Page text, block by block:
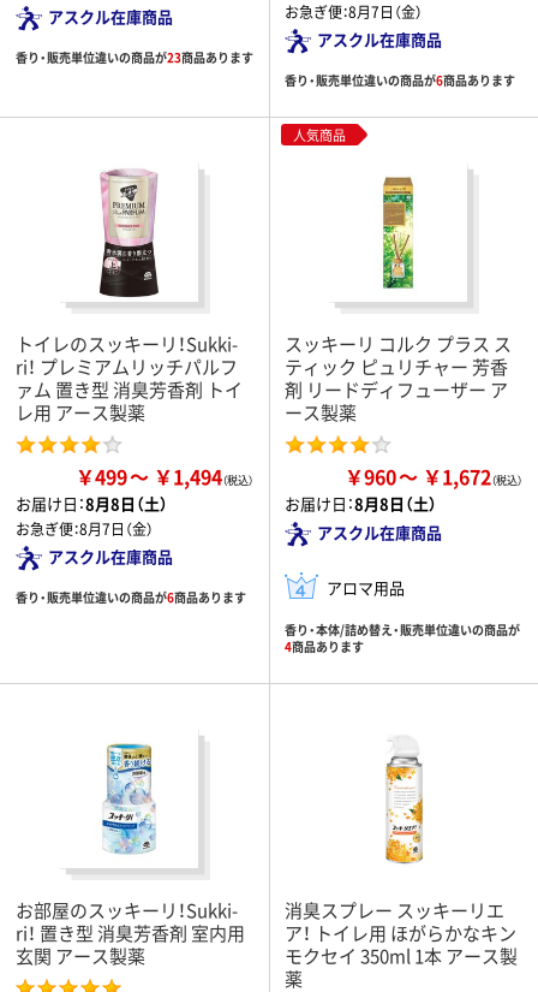
アスクル在庫商品
香り・販売単位違いの商品が23商品あります
お急ぎ便：8月7日（金）
アスクル在庫商品
香り・販売単位違いの商品が6商品あります
トイレのスッキーリ！Sukki-
ri！ プレミアムリッチパルフ
ァム 置き型 消臭芳香剤 トイ
レ用 アース製薬
￥499 ￥1,494
お届け日：8月8日（土）
お急ぎ便：8月7日（金）
アスクル在庫商品
香り・販売単位違いの商品が6商品あります
人気商品
スッキーリ コルク プラス ス
ティック ピュリチャー 芳香
剤 リードディフューザー ア
ース製薬
￥960 ￥1,672
お届け日：8月8日（土）
アスクル在庫商品
アロマ用品
香り・本体/詰め替え・販売単位違いの商品が
4商品あります
お部屋のスッキーリ！Sukki-
ri！ 置き型 消臭芳香剤 室内用
玄関 アース製薬
消臭スプレー スッキーリエ
ア！ トイレ用 ほがらかなキン
モクセイ 350ml 1本 アース製
薬